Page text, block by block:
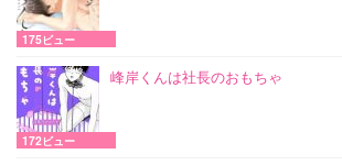
175ビュー
峰岸くんは社長のおもちゃ
172ビュー